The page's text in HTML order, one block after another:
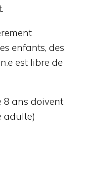
enfants, des
est libre de
8 ans doivent
adulte)